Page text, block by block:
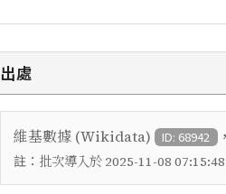
出處
維基數據 (Wikidata) ID: 68942
註： 批次導入於 2025-11-08